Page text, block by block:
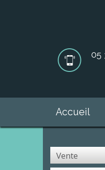
05
Accueil
Vente